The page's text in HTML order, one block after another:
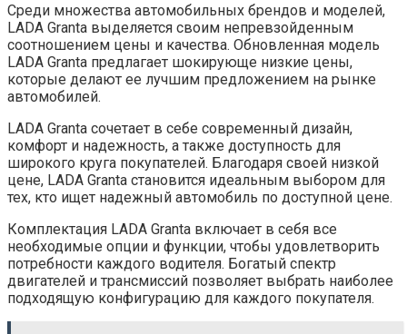
Среди множества автомобильных брендов и моделей,
LADA Granta выделяется своим непревзойденным
соотношением цены и качества. Обновленная модель
LADA Granta предлагает шокирующе низкие цены,
которые делают ее лучшим предложением на рынке
автомобилей.
LADA Granta сочетает в себе современный дизайн,
комфорт и надежность, а также доступность для
широкого круга покупателей. Благодаря своей низкой
цене, LADA Granta становится идеальным выбором для
тех, кто ищет надежный автомобиль по доступной цене.
Комплектация LADA Granta включает в себя все
необходимые опции и функции, чтобы удовлетворить
потребности каждого водителя. Богатый спектр
двигателей и трансмиссий позволяет выбрать наиболее
подходящую конфигурацию для каждого покупателя.